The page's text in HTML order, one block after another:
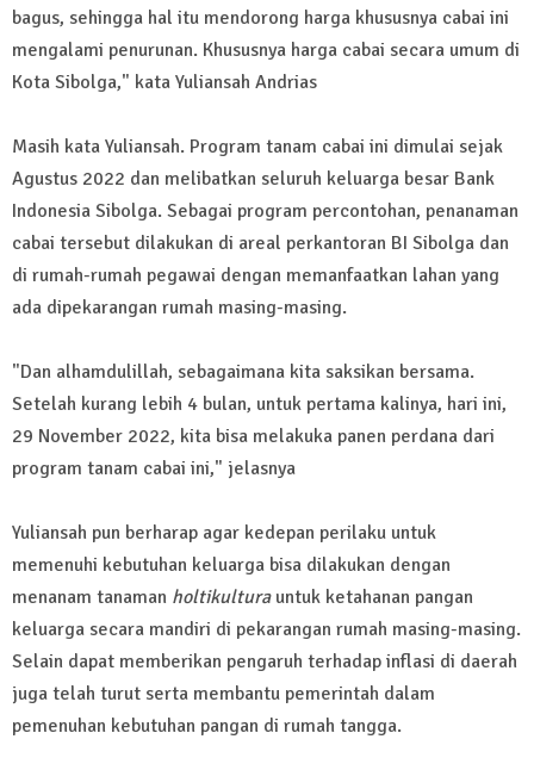
bagus, sehingga hal itu mendorong harga khususnya cabai ini
mengalami penurunan. Khususnya harga cabai secara umum di
Kota Sibolga," kata Yuliansah Andrias
Masih kata Yuliansah. Program tanam cabai ini dimulai sejak
Agustus 2022 dan melibatkan seluruh keluarga besar Bank
Indonesia Sibolga. Sebagai program percontohan, penanaman
cabai tersebut dilakukan di areal perkantoran BI Sibolga dan
di rumah-rumah pegawai dengan memanfaatkan lahan yang
ada dipekarangan rumah masing-masing.
"Dan alhamdulillah, sebagaimana kita saksikan bersama.
Setelah kurang lebih 4 bulan, untuk pertama kalinya, hari ini,
29 November 2022, kita bisa melakuka panen perdana dari
program tanam cabai ini," jelasnya
Yuliansah pun berharap agar kedepan perilaku untuk
memenuhi kebutuhan keluarga bisa dilakukan dengan
menanam tanaman holtikulturauntuk ketahanan pangan
keluarga secara mandiri di pekarangan rumah masing-masing.
Selain dapat memberikan pengaruh terhadap inflasi di daerah
juga telah turut serta membantu pemerintah dalam
pemenuhan kebutuhan pangan di rumah tangga.